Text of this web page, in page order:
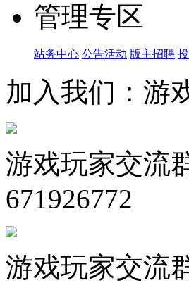
管理专区
站务中心 公告活动 版主招聘
加入我们：游
游戏玩家交流
671926772
游戏玩家交流